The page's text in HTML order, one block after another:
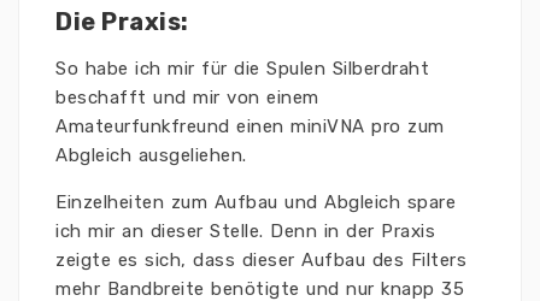
Die Praxis:
So habe ich mir für die Spulen Silberdraht
beschafft und mir von einem
Amateurfunkfreund einen miniVNA pro zum
Abgleich ausgeliehen.
Einzelheiten zum Aufbau und Abgleich spare
ich mir an dieser Stelle. Denn in der Praxis
zeigte es sich, dass dieser Aufbau des Filters
mehr Bandbreite benötigte und nur knapp 35